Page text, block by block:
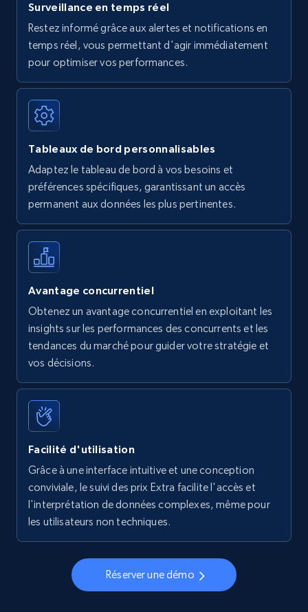
Surveillance en temps réel
Restez informé grâce aux alertes et notifications en
temps réel, vous permettant d'agir immédiatement
pour optimiser vos performances.
Tableaux de bord personnalisables
Adaptez le tableau de bord à vos besoins et
préférences spécifiques, garantissant un accès
permanent aux données les plus pertinentes.
Avantage concurrentiel
Obtenez un avantage concurrentiel en exploitant les
insights sur les performances des concurrents et les
tendances du marché pour guider votre stratégie et
vos décisions.
Facilité d'utilisation
Grâce à une interface intuitive et une conception
conviviale, le suivi des prix Extra facilite l'accès et
l'interprétation de données complexes, même pour
les utilisateurs non techniques.
Réserver une démo